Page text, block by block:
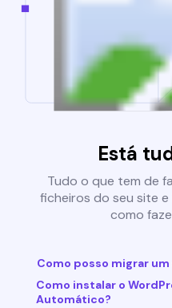
Está
Tudo o que tem de
ficheiros do seu site e
como
Como posso migrar
Como instalar o
Automático?